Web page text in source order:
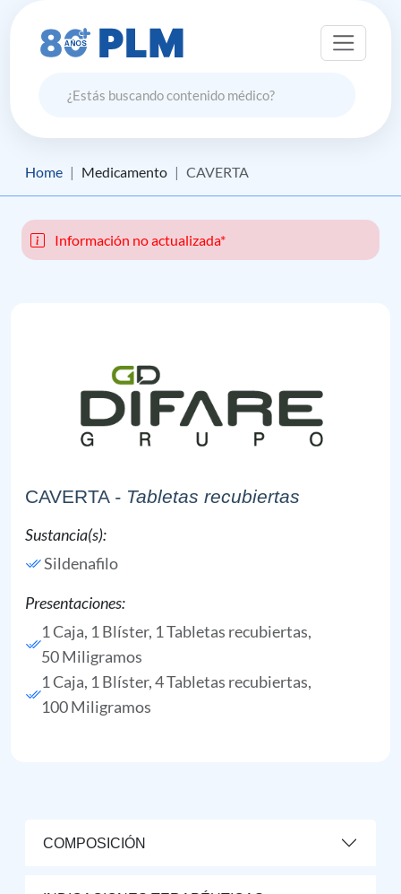
Home Medicamento CAVERTA
Información no actualizada*
CAVERTA - Tabletas recubiertas
Sustancia(s):
Sildenafilo
Presentaciones:
1 Caja, 1 Blíster, 1 Tabletas recubiertas,
50 Miligramos
1 Caja, 1 Blíster, 4 Tabletas recubiertas,
100 Miligramos
COMPOSICIÓN